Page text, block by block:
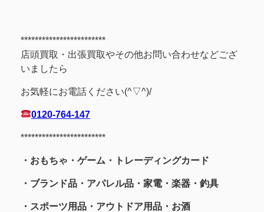
************************
店頭買取・出張買取やその他お問い合わせなどござ
いましたら
お気軽にお電話ください(^▽^)/
0120-764-147
************************
・おもちゃ・ゲーム・トレーディングカード
・ブランド品・アパレル品・家電・楽器・釣具
・スポーツ用品・アウトドア用品・お酒